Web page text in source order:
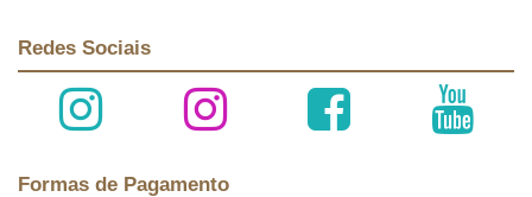
Redes Sociais
Formas de Pagamento